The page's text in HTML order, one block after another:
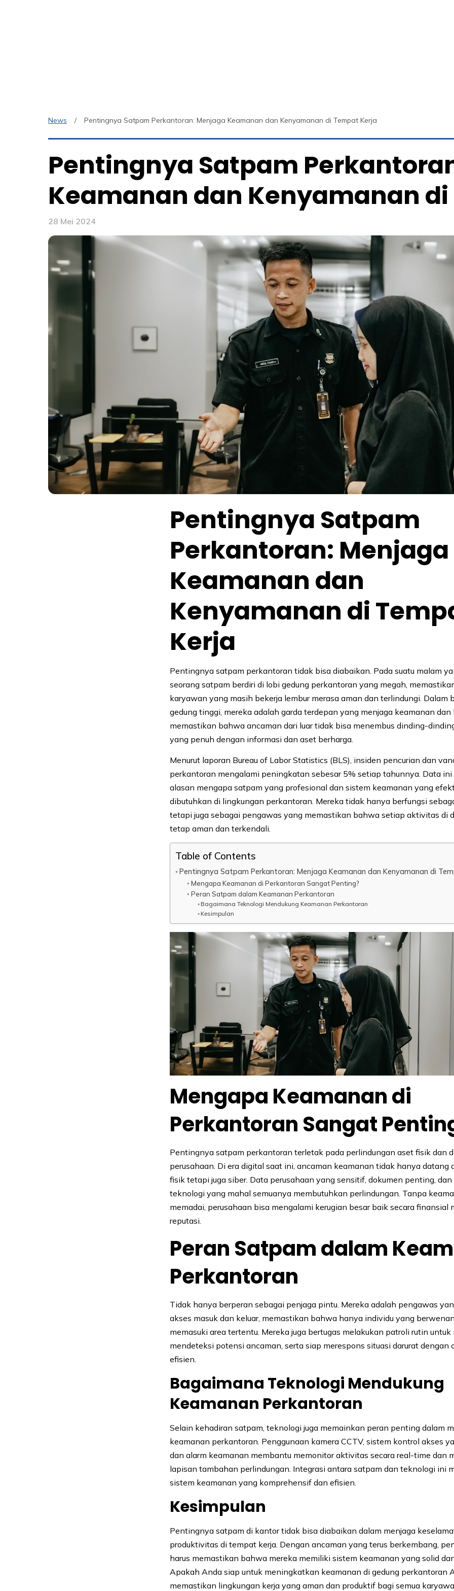
News Pentingnya Satpam Perkantoran: Menjaga Keamanan dan Kenyamanan di Tempat Kerja
Pentingnya Satpam
Keamanan dan Kenyamanan
28 Mei 2024
Pentingnya Satpam
Perkantoran: Menjaga
Keamanan dan
Kenyamanan di
Kerja
Pentingnya satpam perkantoran tidak bisa diabaikan. Pada suatu malam
seorang satpam berdiri di lobi gedung perkantoran yang megah,
karyawan yang masih bekerja lembur merasa aman dan terlindungi. Dalam
gedung tinggi, mereka adalah garda terdepan yang menjaga keamanan
memastikan bahwa ancaman dari luar tidak bisa menembus dinding-
yang penuh dengan informasi dan aset berharga.
Menurut laporan Bureau of Labor Statistics (BLS), insiden pencurian dan
perkantoran mengalami peningkatan sebesar 5% setiap tahunnya. Data
alasan mengapa satpam yang profesional dan sistem keamanan yang
dibutuhkan di lingkungan perkantoran. Mereka tidak hanya berfungsi
tetapi juga sebagai pengawas yang memastikan bahwa setiap aktivitas di
tetap aman dan terkendali.
Table of Contents
Pentingnya Satpam Perkantoran: Menjaga Keamanan dan Kenyamanan di
Mengapa Keamanan di Perkantoran Sangat Penting?
Peran Satpam dalam Keamanan Perkantoran
Bagaimana Teknologi Mendukung Keamanan Perkantoran
Kesimpulan
Mengapa Keamanan di
Perkantoran Sangat
Pentingnya satpam perkantoran terletak pada perlindungan aset fisik dan
perusahaan. Di era digital saat ini, ancaman keamanan tidak hanya datang
fisik tetapi juga siber. Data perusahaan yang sensitif, dokumen penting,
teknologi yang mahal semuanya membutuhkan perlindungan. Tanpa
memadai, perusahaan bisa mengalami kerugian besar baik secara finansial
reputasi.
Peran Satpam dalam
Perkantoran
Tidak hanya berperan sebagai penjaga pintu. Mereka adalah pengawas
akses masuk dan keluar, memastikan bahwa hanya individu yang
memasuki area tertentu. Mereka juga bertugas melakukan patroli rutin
mendeteksi potensi ancaman, serta siap merespons situasi darurat dengan
efisien.
Bagaimana Teknologi Mendukung
Keamanan Perkantoran
Selain kehadiran satpam, teknologi juga memainkan peran penting dalam
keamanan perkantoran. Penggunaan kamera CCTV, sistem kontrol akses
dan alarm keamanan membantu memonitor aktivitas secara real-time dan
lapisan tambahan perlindungan. Integrasi antara satpam dan teknologi ini
sistem keamanan yang komprehensif dan efisien.
Kesimpulan
Pentingnya satpam di kantor tidak bisa diabaikan dalam menjaga
produktivitas di tempat kerja. Dengan ancaman yang terus berkembang,
harus memastikan bahwa mereka memiliki sistem keamanan yang solid
Apakah Anda siap untuk meningkatkan keamanan di gedung perkantoran
memastikan lingkungan kerja yang aman dan produktif bagi semua